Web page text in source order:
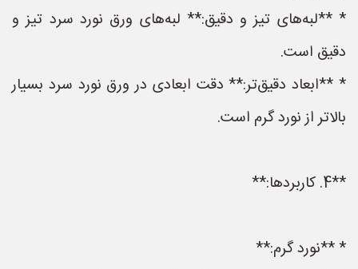
* **لبه‌های تیز و دقیق:** لبه‌های ورق نورد سرد تیز و
دقیق است.
* **ابعاد دقیق‌تر:** دقت ابعادی در ورق نورد سرد بسیار
بالاتر از نورد گرم است.
**4. کاربردها:**
* **نورد گرم:**